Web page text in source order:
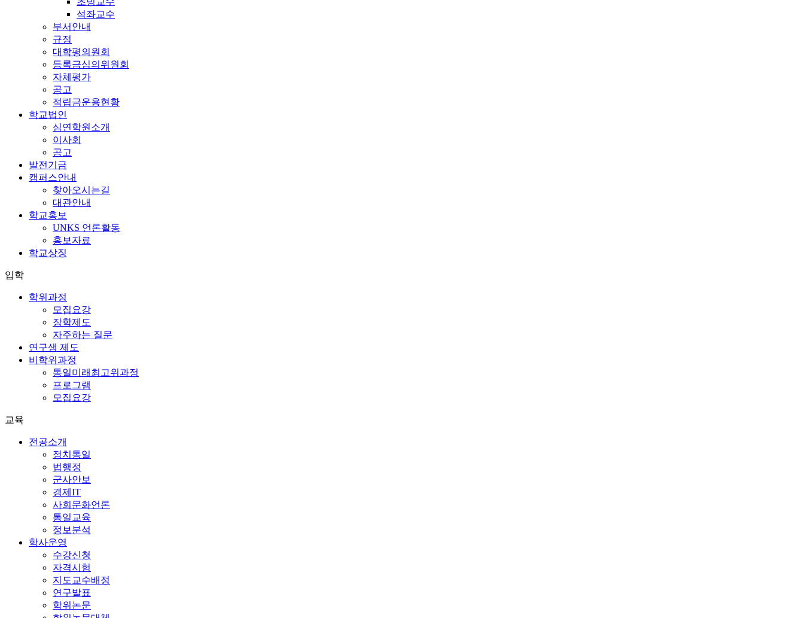
석좌교수
부서안내
규정
대학평의원회
등록금심의위원회
자체평가
공고
적립금운용현황
학교법인
심연학원소개
이사회
공고
발전기금
캠퍼스안내
찾아오시는길
대관안내
학교홍보
UNKS 언론활동
홍보자료
학교상징
입학
학위과정
모집요강
장학제도
자주하는 질문
연구생 제도
비학위과정
통일미래최고위과정
프로그램
모집요강
교육
전공소개
정치통일
법행정
군사안보
경제IT
사회문화언론
통일교육
정보분석
학사운영
수강신청
자격시험
지도교수배정
연구발표
학위논문